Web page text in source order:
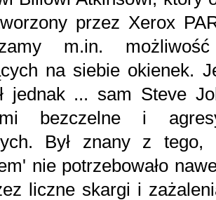
przez Xerox
m.in.
na siebie okienek.
jednak ... sam Steve
bezczelne i
Był znany z
nie potrzebowało
liczne skargi i